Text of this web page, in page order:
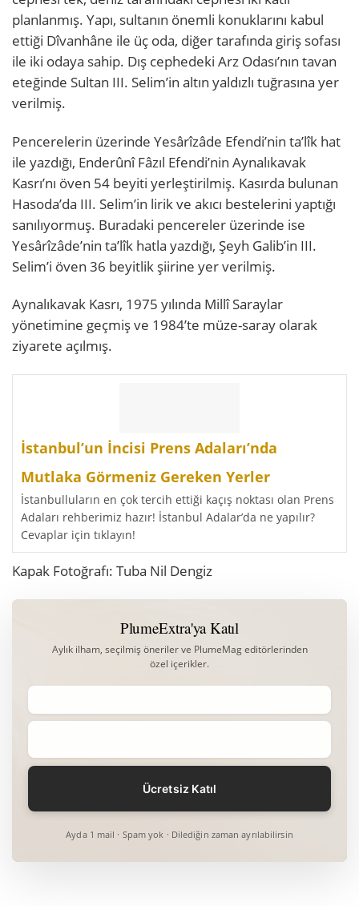
planlanmış. Yapı, sultanın önemli konuklarını kabul
ettiği Dîvanhâne ile üç oda, diğer tarafında giriş sofası
ile iki odaya sahip. Dış cephedeki Arz Odası’nın tavan
eteğinde Sultan III. Selim’in altın yaldızlı tuğrasına yer
verilmiş.
Pencerelerin üzerinde Yesârîzâde Efendi’nin ta’lîk hat
ile yazdığı, Enderûnî Fâzıl Efendi’nin Aynalıkavak
Kasrı’nı öven 54 beyiti yerleştirilmiş. Kasırda bulunan
Hasoda’da III. Selim’in lirik ve akıcı bestelerini yaptığı
sanılıyormuş. Buradaki pencereler üzerinde ise
Yesârîzâde’nin ta’lîk hatla yazdığı, Şeyh Galib’in III.
Selim’i öven 36 beyitlik şiirine yer verilmiş.
Aynalıkavak Kasrı, 1975 yılında Millî Saraylar
yönetimine geçmiş ve 1984’te müze-saray olarak
ziyarete açılmış.
İstanbul’un İncisi Prens Adaları’nda
Mutlaka Görmeniz Gereken Yerler
İstanbulluların en çok tercih ettiği kaçış noktası olan Prens
Adaları rehberimiz hazır! İstanbul Adalar’da ne yapılır?
Cevaplar için tıklayın!
Kapak Fotoğrafı: Tuba Nil Dengiz
PlumeExtra'ya Katıl
Aylık ilham, seçilmiş öneriler ve PlumeMag editörlerinden
özel içerikler.
Ayda 1 mail · Spam yok · Dilediğin zaman ayrılabilirsin